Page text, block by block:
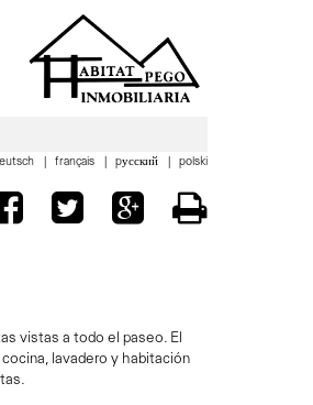
français pусский polski
vistas a todo el paseo. El
lavadero y habitación